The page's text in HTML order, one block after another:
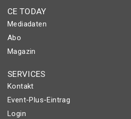
CE TODAY
Mediadaten
Abo
Magazin
SERVICES
Kontakt
Event-Plus-Eintrag
Login